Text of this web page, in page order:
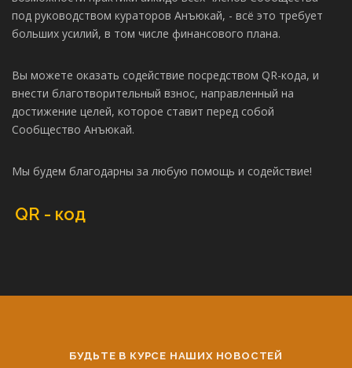
под руководством кураторов Анъюкай, - всё это требует
больших усилий, в том числе финансового плана.
Вы можете оказать содействие посредством QR-кода, и
внести благотворительный взнос, направленный на
достижение целей, которое ставит перед собой
Сообщество Анъюкай.
Мы будем благодарны за любую помощь и содействие!
QR - код
БУДЬТЕ В КУРСЕ НАШИХ НОВОСТЕЙ